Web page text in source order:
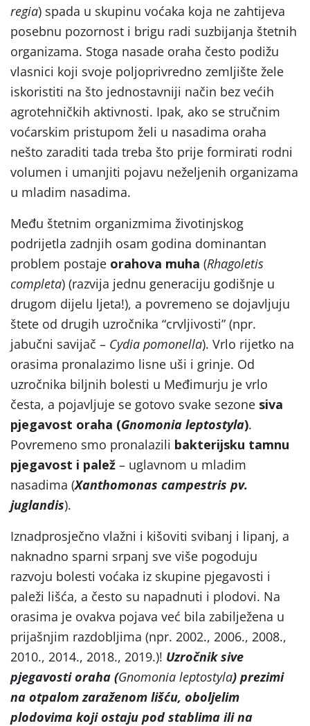
regia) spada u skupinu voćaka koja ne zahtijeva
posebnu pozornost i brigu radi suzbijanja štetnih
organizama. Stoga nasade oraha često podižu
vlasnici koji svoje poljoprivredno zemljište žele
iskoristiti na što jednostavniji način bez većih
agrotehničkih aktivnosti. Ipak, ako se stručnim
voćarskim pristupom želi u nasadima oraha
nešto zaraditi tada treba što prije formirati rodni
volumen i umanjiti pojavu neželjenih organizama
u mladim nasadima.
Među štetnim organizmima životinjskog
podrijetla zadnjih osam godina dominantan
problem postaje orahova muha (Rhagoletis
completa) (razvija jednu generaciju godišnje u
drugom dijelu ljeta!), a povremeno se dojavljuju
štete od drugih uzročnika “crvljivosti” (npr.
jabučni savijač – Cydia pomonella). Vrlo rijetko na
orasima pronalazimo lisne uši i grinje. Od
uzročnika biljnih bolesti u Međimurju je vrlo
česta, a pojavljuje se gotovo svake sezone siva
pjegavost oraha (Gnomonia leptostyla).
Povremeno smo pronalazili bakterijsku tamnu
pjegavost i palež – uglavnom u mladim
nasadima (Xanthomonas campestris pv.
juglandis).
Iznadprosječno vlažni i kišoviti svibanj i lipanj, a
naknadno sparni srpanj sve više pogoduju
razvoju bolesti voćaka iz skupine pjegavosti i
paleži lišća, a često su napadnuti i plodovi. Na
orasima je ovakva pojava već bila zabilježena u
prijašnjim razdobljima (npr. 2002., 2006., 2008.,
2010., 2014., 2018., 2019.)! Uzročnik sive
pjegavosti oraha (Gnomonia leptostyla) prezimi
na otpalom zaraženom lišću, oboljelim
plodovima koji ostaju pod stablima ili na